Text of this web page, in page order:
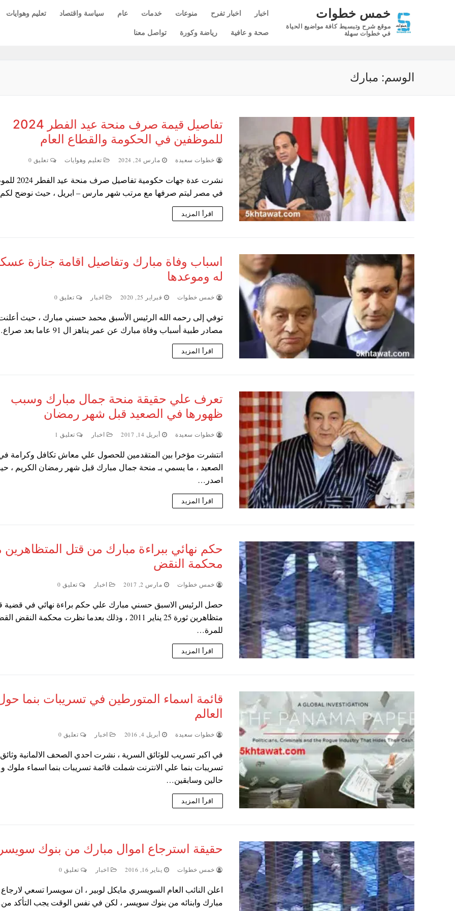
خمس خطوات
موقع شرح وتبسيط كافة مواضيع الحياة
في خطوات سهلة
اخبار اخبار تفرح منوعات خدمات عام سياسة واقتصاد تعليم وهوايات
صحة و عافية
رياضة وكورة تواصل معنا
الوسم: مبارك
تفاصيل قيمة صرف منحة عيد الفطر 2024
للموظفين في الحكومة والقطاع العام
خطوات سعيدة مارس 24, 2024 تعليم وهوايات تعليق 0
نشرت عدة جهات حكومية
في مصر ليتم صرفها مع مرتب شهر مارس – ابريل ، حيث نوضح
اقرأ المزيد
اسباب وفاة مبارك وتفاصيل اقامة جنازة
له وموعدها
خمس خطوات فبراير 25, 2020 اخبار تعليق 0
توفي إلى رحمه الله الرئيس الأسبق محمد حسني مبارك ، حيث
مصادر طبية أسباب وفاة مبارك عن عمر يناهز ال 91 عاما بعد صراع…
اقرأ المزيد
تعرف علي حقيقة منحة جمال مبارك وسبب
ظهورها في الصعيد قبل شهر رمضان
خطوات سعيدة أبريل 14, 2017 اخبار تعليق 1
انتشرت مؤخرا بين المتقدمين للحصول علي معاش تكافل وكرامة
الصعيد ، ما يسمي بـ منحة جمال مبارك قبل شهر رمضان الكريم ،
اصدر…
اقرأ المزيد
حكم نهائي ببراءة مبارك من قتل
محكمة النقض
خمس خطوات مارس 2, 2017 اخبار تعليق 0
حصل الرئيس الاسبق حسني مبارك علي حكم براءة نهائي في قضية
متظاهرين ثورة 25 يناير 2011 ، وذلك بعدما نظرت محكمة النقض
للمرة…
اقرأ المزيد
قائمة اسماء المتورطين في تسريبات بنما
العالم
خطوات سعيدة أبريل 4, 2016 اخبار تعليق 0
في اكبر تسريب للوثائق السرية ، نشرت احدي الصحف الالمانية وثائق
تسريبات بنما علي الانترنت شملت قائمة تسريبات بنما اسماء ملوك
حالين وسابقين…
اقرأ المزيد
حقيقة استرجاع اموال مبارك من بنوك
خمس خطوات يناير 16, 2016 اخبار تعليق 0
اعلن النائب العام السويسري مايكل لوبير ، ان سويسرا تسعي
مبارك وابنائه من بنوك سويسر ، لكن في نفس الوقت يجب التأكد